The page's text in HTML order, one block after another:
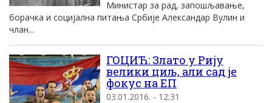
Министар за рад, запошљавање,
борачка и социјална питања Србије Александар Вулин и
члан...
ГОЦИЋ: Злато у Риjу
велики циљ, али сад jе
фокус на EП
03.01.2016. - 12:31